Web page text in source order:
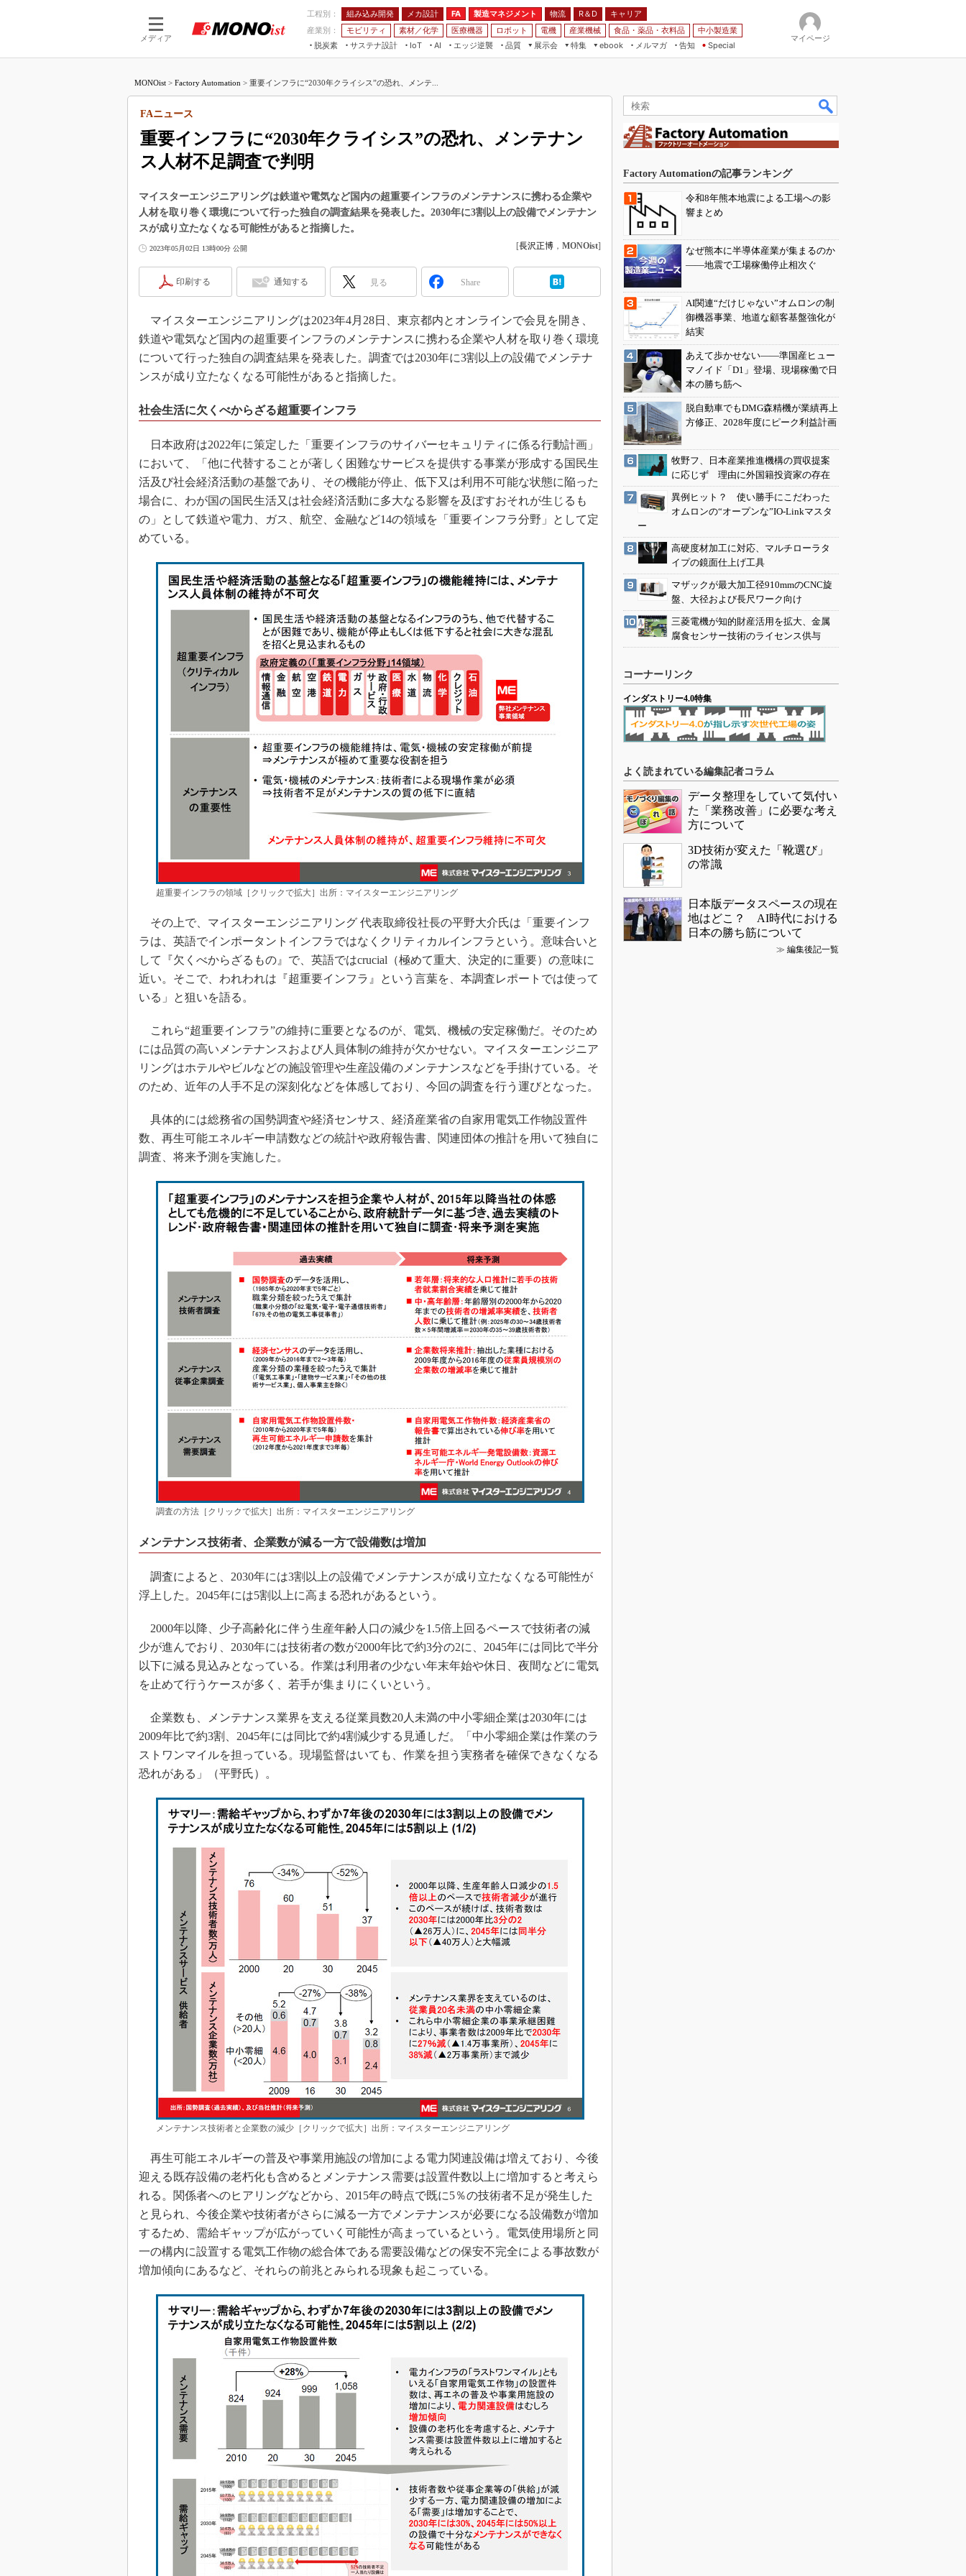
メディア
工程別： 組み込み開発 メカ設計 FA 製造マネジメント 物流 R＆D
キャリア
産業別：
モビリティ 素材／化学 医療機器 ロボット 電機 産業機械 食品・薬品・衣料品
中小製造業
脱炭素
サステナ設計
IoT
つながる工場
AI
AI×設備保全
エッジ逆襲 品質
展示会
JIMTOF
IIFES
TECHNO-FRONTIER
EdgeTech+
日本ものづくりワールド
AUTOMOTIVE WORLD
産業オープンネット展
特集
つながるクルマ
VR／AR
フィールドサービス
組み込み画像技術
組み込みモデリング
ISO26262
3Dプリンタ
製造業ビッグデータ
メイドインジャパン
植物工場
知財マネジメント
海外生産
ebook
FA
モビリティ
メルマガ
告知 Special
マイページ
MONOist > Factory Automation > 重要インフラに“2030年クライシス”の恐れ、メンテ...
重要インフラに“2030年クライシス”の恐れ、メンテナン
ス人材不足調査で判明
FAニュース
マイスターエンジニアリングは鉄道や電気など国内の超重要インフラのメンテナンスに携わる企業や
人材を取り巻く環境について行った独自の調査結果を発表した。2030年に3割以上の設備でメンテナン
スが成り立たなくなる可能性があると指摘した。
2023年05月02日 13時00分 公開 [長沢正博 ， MONOist]
印刷する 通知する 見る Share
マイスターエンジニアリングは2023年4月28日、東京都内とオンラインで会見を開き、
鉄道や電気など国内の超重要インフラのメンテナンスに携わる企業や人材を取り巻く環境
について行った独自の調査結果を発表した。調査では2030年に3割以上の設備でメンテナ
ンスが成り立たなくなる可能性があると指摘した。
社会生活に欠くべからざる超重要インフラ
日本政府は2022年に策定した「重要インフラのサイバーセキュリティに係る行動計画」
において、「他に代替することが著しく困難なサービスを提供する事業が形成する国民生
活及び社会経済活動の基盤であり、その機能が停止、低下又は利用不可能な状態に陥った
場合に、わが国の国民生活又は社会経済活動に多大なる影響を及ぼすおそれが生じるも
の」として鉄道や電力、ガス、航空、金融など14の領域を「重要インフラ分野」として定
めている。
超重要インフラの領域［クリックで拡大］出所：マイスターエンジニアリング
その上で、マイスターエンジニアリング 代表取締役社長の平野大介氏は「重要インフ
ラは、英語でインポータントインフラではなくクリティカルインフラという。意味合いと
して『欠くべからざるもの』で、英語ではcrucial（極めて重大、決定的に重要）の意味に
近い。そこで、われわれは『超重要インフラ』という言葉を、本調査レポートでは使って
いる」と狙いを語る。
これら“超重要インフラ”の維持に重要となるのが、電気、機械の安定稼働だ。そのため
には品質の高いメンテナンスおよび人員体制の維持が欠かせない。マイスターエンジニア
リングはホテルやビルなどの施設管理や生産設備のメンテナンスなどを手掛けている。そ
のため、近年の人手不足の深刻化などを体感しており、今回の調査を行う運びとなった。
具体的には総務省の国勢調査や経済センサス、経済産業省の自家用電気工作物設置件
数、再生可能エネルギー申請数などの統計や政府報告書、関連団体の推計を用いて独自に
調査、将来予測を実施した。
調査の方法［クリックで拡大］出所：マイスターエンジニアリング
メンテナンス技術者、企業数が減る一方で設備数は増加
調査によると、2030年には3割以上の設備でメンテナンスが成り立たなくなる可能性が
浮上した。2045年には5割以上に高まる恐れがあるという。
2000年以降、少子高齢化に伴う生産年齢人口の減少を1.5倍上回るペースで技術者の減
少が進んでおり、2030年には技術者の数が2000年比で約3分の2に、2045年には同比で半分
以下に減る見込みとなっている。作業は利用者の少ない年末年始や休日、夜間などに電気
を止めて行うケースが多く、若手が集まりにくいという。
企業数も、メンテナンス業界を支える従業員数20人未満の中小零細企業は2030年には
2009年比で約3割、2045年には同比で約4割減少する見通しだ。「中小零細企業は作業のラ
ストワンマイルを担っている。現場監督はいても、作業を担う実務者を確保できなくなる
恐れがある」（平野氏）。
メンテナンス技術者と企業数の減少［クリックで拡大］出所：マイスターエンジニアリング
再生可能エネルギーの普及や事業用施設の増加による電力関連設備は増えており、今後
迎える既存設備の老朽化も含めるとメンテナンス需要は設置件数以上に増加すると考えら
れる。関係者へのヒアリングなどから、2015年の時点で既に5％の技術者不足が発生した
と見られ、今後企業や技術者がさらに減る一方でメンテナンスが必要になる設備数が増加
するため、需給ギャップが広がっていく可能性が高まっているという。電気使用場所と同
一の構内に設置する電気工作物の総合体である需要設備などの保安不完全による事故数が
増加傾向にあるなど、それらの前兆とみられる現象も起こっている。
Factory Automationの記事ランキング
令和8年熊本地震による工場への影
響まとめ
なぜ熊本に半導体産業が集まるのか
――地震で工場稼働停止相次ぐ
AI関連“だけじゃない”オムロンの制
御機器事業、地道な顧客基盤強化が
結実
あえて歩かせない――準国産ヒュー
マノイド「D1」登場、現場稼働で日
本の勝ち筋へ
脱自動車でもDMG森精機が業績再上
方修正、2028年度にピーク利益計画
牧野フ、日本産業推進機構の買収提案
に応じず 理由に外国籍投資家の存在
異例ヒット？ 使い勝手にこだわった
オムロンの“オープンな”IO-Linkマスタ
ー
高硬度材加工に対応、マルチローラタ
イプの鏡面仕上げ工具
マザックが最大加工径910mmのCNC旋
盤、大径および長尺ワーク向け
三菱電機が知的財産活用を拡大、金属
腐食センサー技術のライセンス供与
コーナーリンク
インダストリー4.0特集
よく読まれている編集記者コラム
データ整理をしていて気付い
た「業務改善」に必要な考え
方について
3D技術が変えた「靴選び」
の常識
日本版データスペースの現在
地はどこ？ AI時代における
日本の勝ち筋について
≫ 編集後記一覧